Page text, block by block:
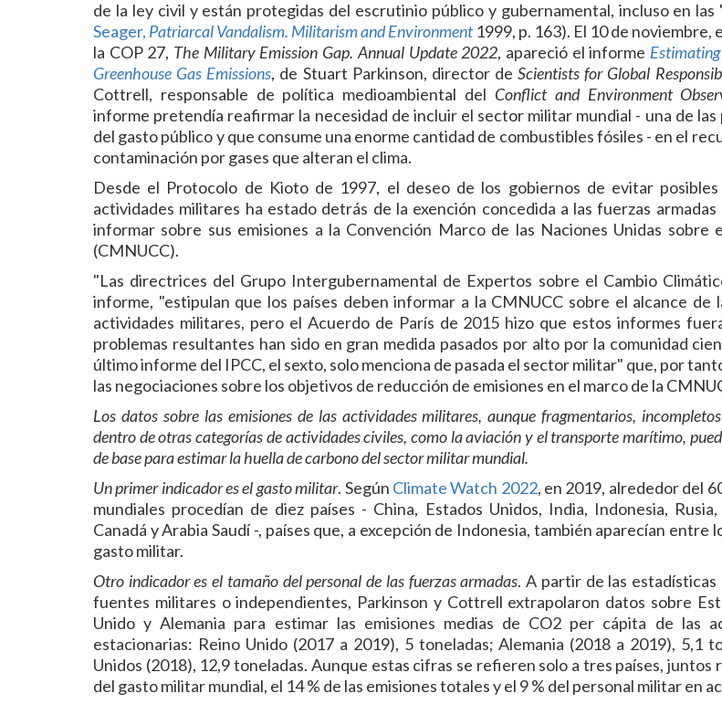
de la ley civil y están protegidas del escrutinio público y gubernamental, incluso en las
Seager, Patriarcal Vandalism. Militarism and Environment1999, p. 163). El 10 de noviembre,
la COP 27, The Military Emission Gap. Annual Update 2022, apareció el informe
Greenhouse Gas Emissions, de Stuart Parkinson, director deScientists for Global
Cottrell, responsable de política medioambiental del Conflict and Environment
informe pretendía reafirmar la necesidad de incluir el sector militar mundial - una de las
del gasto público y que consume una enorme cantidad de combustibles fósiles - en el
contaminación por gases que alteran el clima.
Desde el Protocolo de Kioto de 1997, el deseo de los gobiernos de evitar
actividades militares ha estado detrás de la exención concedida a las fuerzas armadas
informar sobre sus emisiones a la Convención Marco de las Naciones Unidas sobre
(CMNUCC).
"Las directrices del Grupo Intergubernamental de Expertos sobre el Cambio
informe, "estipulan que los países deben informar a la CMNUCC sobre el alcance de
actividades militares, pero el Acuerdo de París de 2015 hizo que estos informes
problemas resultantes han sido en gran medida pasados por alto por la comunidad
último informe del IPCC, el sexto, solo menciona de pasada el sector militar" que, por
las negociaciones sobre los objetivos de reducción de emisiones en el marco de la
Los datos sobre las emisiones de las actividades militares, aunque fragmentarios,
dentro de otras categorías de actividades civiles, como la aviación y el transporte marítimo,
de base para estimar la huella de carbono del sector militar mundial.
Un primer indicador es el gasto militar. Según Climate Watch 2022, en 2019, alrededor del
mundiales procedían de diez países - China, Estados Unidos, India, Indonesia,
Canadá y Arabia Saudí -, países que, a excepción de Indonesia, también aparecían entre
gasto militar.
Otro indicador es el tamaño del personal de las fuerzas armadas. A partir de las
fuentes militares o independientes, Parkinson y Cottrell extrapolaron datos sobre
Unido y Alemania para estimar las emisiones medias de CO2 per cápita de las
estacionarias: Reino Unido (2017 a 2019), 5 toneladas; Alemania (2018 a 2019), 5,1
Unidos (2018), 12,9 toneladas. Aunque estas cifras se refieren solo a tres países, juntos
del gasto militar mundial, el 14 % de las emisiones totales y el 9 % del personal militar en